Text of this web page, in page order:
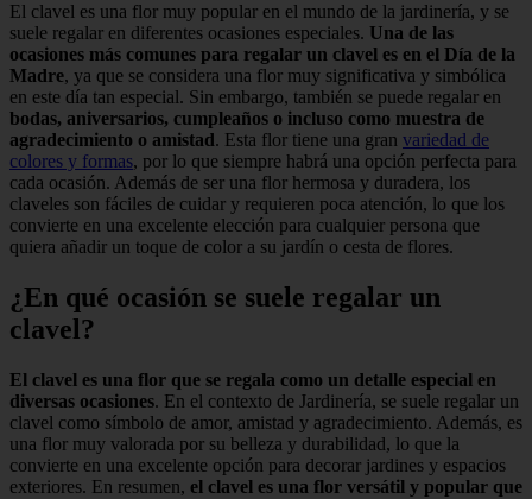
El clavel es una flor muy popular en el mundo de la jardinería, y se
suele regalar en diferentes ocasiones especiales. Una de las
ocasiones más comunes para regalar un clavel es en el Día de la
Madre, ya que se considera una flor muy significativa y simbólica
en este día tan especial. Sin embargo, también se puede regalar en
bodas, aniversarios, cumpleaños o incluso como muestra de
agradecimiento o amistad. Esta flor tiene una gran variedad de
colores y formas, por lo que siempre habrá una opción perfecta para
cada ocasión. Además de ser una flor hermosa y duradera, los
claveles son fáciles de cuidar y requieren poca atención, lo que los
convierte en una excelente elección para cualquier persona que
quiera añadir un toque de color a su jardín o cesta de flores.
¿En qué ocasión se suele regalar un
clavel?
El clavel es una flor que se regala como un detalle especial en
diversas ocasiones. En el contexto de Jardinería, se suele regalar un
clavel como símbolo de amor, amistad y agradecimiento. Además, es
una flor muy valorada por su belleza y durabilidad, lo que la
convierte en una excelente opción para decorar jardines y espacios
exteriores. En resumen, el clavel es una flor versátil y popular que